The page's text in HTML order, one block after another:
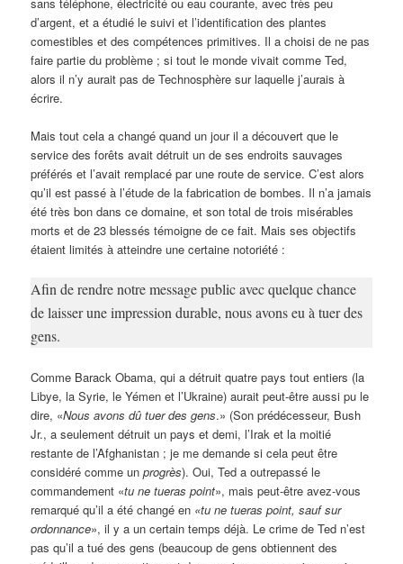
d’argent, et a étudié le suivi et l’identification des plantes
comestibles et des compétences primitives. Il a choisi de ne pas
faire partie du problème ; si tout le monde vivait comme Ted,
alors il n’y aurait pas de Technosphère sur laquelle j’aurais à
écrire.
Mais tout cela a changé quand un jour il a découvert que le
service des forêts avait détruit un de ses endroits sauvages
préférés et l’avait remplacé par une route de service. C’est alors
qu’il est passé à l’étude de la fabrication de bombes. Il n’a jamais
été très bon dans ce domaine, et son total de trois misérables
morts et de 23 blessés témoigne de ce fait. Mais ses objectifs
étaient limités à atteindre une certaine notoriété :
Afin de rendre notre message public avec quelque chance
de laisser une impression durable, nous avons eu à tuer des
gens.
Comme Barack Obama, qui a détruit quatre pays tout entiers (la
Libye, la Syrie, le Yémen et l’Ukraine) aurait peut-être aussi pu le
dire, «Nous avons dû tuer des gens.» (Son prédécesseur, Bush
Jr., a seulement détruit un pays et demi, l’Irak et la moitié
restante de l’Afghanistan ; je me demande si cela peut être
considéré comme unprogrès). Oui, Ted a outrepassé le
commandement «tu ne tueras point», mais peut-être avez-vous
remarqué qu’il a été changé en «tu ne tueras point, sauf sur
ordonnance», il y a un certain temps déjà. Le crime de Ted n’est
pas qu’il a tué des gens (beaucoup de gens obtiennent des